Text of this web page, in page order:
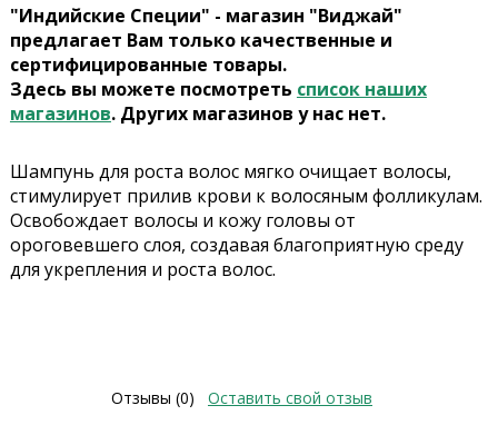
"Индийские Специи" - магазин "Виджай"
предлагает Вам только качественные и
сертифицированные товары.
Здесь вы можете посмотреть список наших
магазинов. Других магазинов у нас нет.
Шампунь для роста волос мягко очищает волосы,
стимулирует прилив крови к волосяным фолликулам.
Освобождает волосы и кожу головы от
ороговевшего слоя, создавая благоприятную среду
для укрепления и роста волос.
Отзывы (0) Оставить свой отзыв